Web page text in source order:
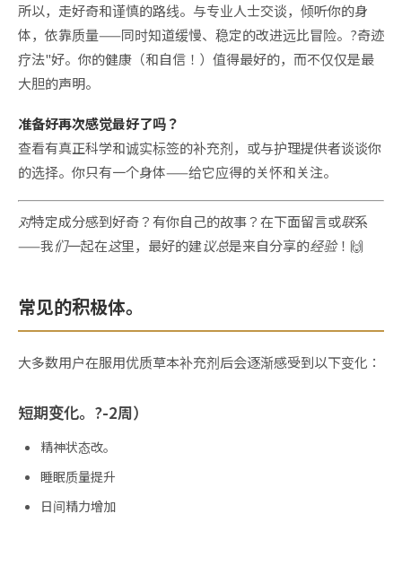
所以，走好奇和谨慎的路线。与专业人士交谈，倾听你的身
体，依靠质量——同时知道缓慢、稳定的改进远比冒险。?奇迹
疗法"好。你的健康（和自信！）值得最好的，而不仅仅是最
大胆的声明。
准备好再次感觉最好了吗？
查看有真正科学和诚实标签的补充剂，或与护理提供者谈谈你
的选择。你只有一个身体——给它应得的关怀和关注。
对特定成分感到好奇？有你自己的故事？在下面留言或联系
——我们一起在这里，最好的建议总是来自分享的经验！ 🙌
常见的积极体。
大多数用户在服用优质草本补充剂后会逐渐感受到以下变化：
短期变化。?-2周）
精神状态改。
睡眠质量提升
日间精力增加